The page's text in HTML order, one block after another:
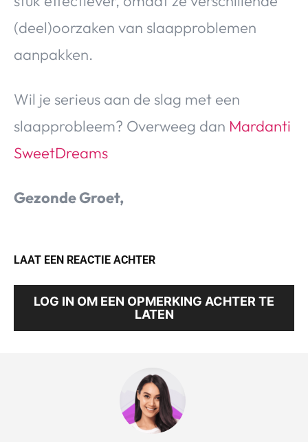
(deel)oorzaken van slaapproblemen
aanpakken.
Wil je serieus aan de slag met een
slaapprobleem? Overweeg dan Mardanti
SweetDreams
Gezonde Groet,
LAAT EEN REACTIE ACHTER
LOG IN OM EEN OPMERKING ACHTER TE
LATEN